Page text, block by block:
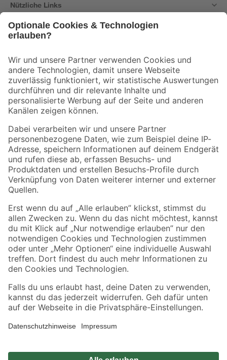
Nützliche Links
Der toom Newsletter: Keine Angebote und Aktionen mehr verpassen!
Zur Newsletter Anmeldung
Folge uns
Zahlungsarten Versandarten
Sicher einkaufen
Jetzt die toom-App herunterladen
Alle Preisangaben in EUR inkl. gesetzl. MwSt.. Die dargestellten Angebote sind unter
Umständen nicht in allen Märkten verfügbar. Die angegebenen Verfügbarkeiten beziehen
Produkte nur solange der Vorrat reicht.
*Paketversand ab 59 € versandkostenfrei, gilt nicht für Artikel mit Speditionsversand, hier
Privatsphäre Impressum